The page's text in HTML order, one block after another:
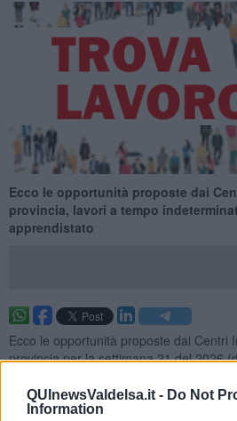
QUInewsValdelsa.it - Do Not
Information
Ecco le opportunità proposte dai
provincia, lavori a tempo
apprendistato
Ecco le opportunità proposte dai Centri
provincia per la settimana 21 del 2026
apprendistato.
Per vedere tutte le offerte di lavoro